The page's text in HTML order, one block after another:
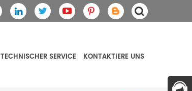
TECHNISCHER SERVICE KONTAKTIERE UNS